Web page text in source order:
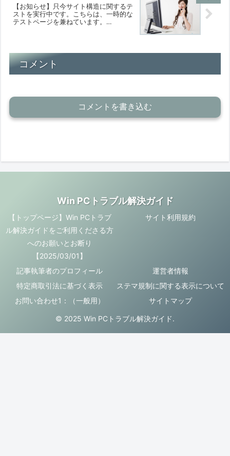
【お知らせ】只今サイト構造に関するテ
ストを実行中です。こちらは、一時的な
テストページを兼ねています。
コメント
コメントを書き込む
Win PCトラブル解決ガイド
【トップページ】Win PCトラブ
ル解決ガイドをご利用くださる方
へのお願いとお断り
【2025/03/01】
サイト利用規約
記事執筆者のプロフィール
運営者情報
特定商取引法に基づく表示
ステマ規制に関する表示について
お問い合わせ1：（一般用）
サイトマップ
© 2025 Win PCトラブル解決ガイド.